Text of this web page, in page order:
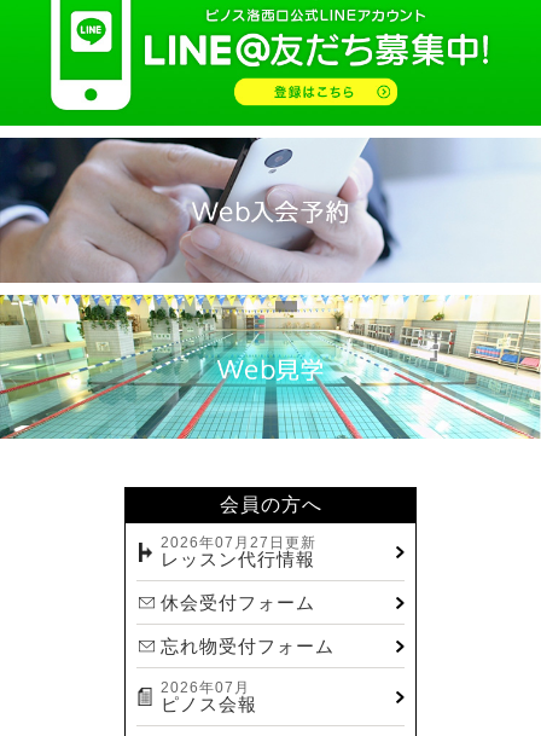
2025.01(14)
2024.12(14)
2024.10(18)
2024.09(15)
2024.08(21)
2024.07(20)
2024.06(29)
2024.05(22)
2024.04(20)
2024.03(16)
会員の方へ
2026年07月27日更新
レッスン代行情報
休会受付フォーム
忘れ物受付フォーム
2026年07月
ピノス会報